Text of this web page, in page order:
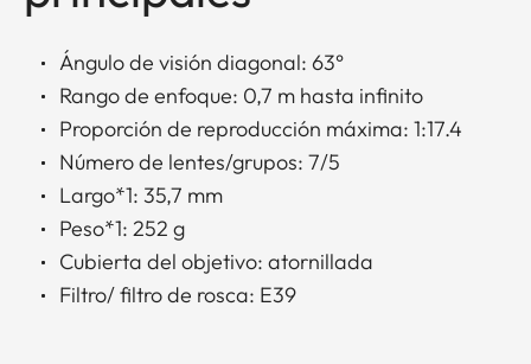
Ángulo de visión diagonal: 63°
Rango de enfoque: 0,7 m hasta infinito
Proporción de reproducción máxima: 1:17.4
Número de lentes/grupos: 7/5
Largo*1: 35,7 mm
Peso*1: 252 g
Cubierta del objetivo: atornillada
Filtro/ filtro de rosca: E39